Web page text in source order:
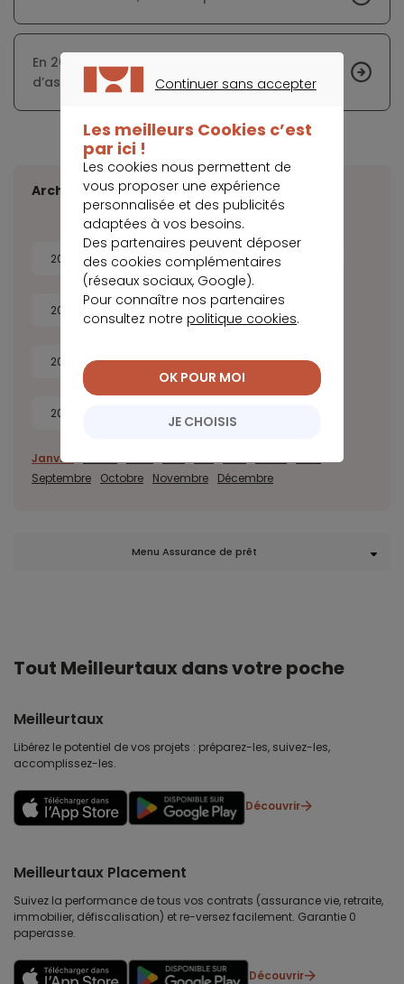
En 2017, les hausses appliquées aux tarifs
d’assurance seront plus raisonnables
Archives
2026 2025 2024
2022 2020
2018 2017 2016 2015
2014
Janvier
Septembre
Octobre Novembre Décembre
Menu Assurance de prêt
Tout Meilleurtaux dans votre poche
Meilleurtaux
Libérez le potentiel de vos projets : préparez-les, suivez-les,
accomplissez-les.
Découvrir
Meilleurtaux Placement
Suivez la performance de tous vos contrats (assurance vie, retraite,
immobilier, défiscalisation) et re-versez facilement. Garantie 0
paperasse.
Découvrir
Continuer sans accepter
Les meilleurs Cookies c’est
par ici !
Les cookies nous permettent de
vous proposer une expérience
personnalisée et des publicités
adaptées à vos besoins.
Des partenaires peuvent déposer
des cookies complémentaires
(réseaux sociaux, Google).
Pour connaître nos partenaires
consultez notre politique cookies.
JE CHOISIS
OK POUR MOI